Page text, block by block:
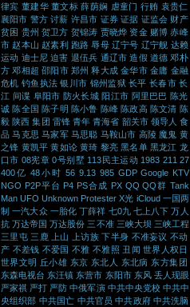
律宾 董建华 董文标 薛荫娴 虐童门 行贿 袁贵仁
襄阳市 警方 讨薪 许昌市 证券 证据 证监会 财产
贫困 贵州 贺卫方 贺锦涛 贾晓烨 资金 赌博 赤峰
市 赵本山 赵素利 跑路 辱母 辽宁号 辽宁舰 达赖
运动 迪士尼 迫害 退伍兵 通辽市 造假 道德 邓朴
方 邓相超 邵阳市 郑州 释大成 金华市 金庸 金融
危机 钓鱼执法 银川市 锦州监狱 长平 长春市 长
江 间谍 阜阳市 防火长城 阳江市 阿里巴巴 陈光
诚 陈全国 陈子明 陈小鲁 陈峰 陈政高 陈文清 陈
毅 陕西 集团 雷锋 青年 青海省 韶关市 领导人 食
品 马克思 马家军 马思聪 马鞍山市 高陵 魔鬼 黄
之锋 黄凯平 黄如论 黄琦 黎亮 黑名单 黑龙江 龙
口市 08宪章 0号别墅 113民主运动 1983 211 27
400亿 48小时 56 9.13 985 GDP Google KTV
NGO P2P平台 P4 PS合成 PX QQ QQ群 Tank
Man UFO Unknown Protester X光 iCloud 一国两
制 一汽大众 一胎化 丁薛祥 七0九 七上八下 万人
抗 万达帝国 万达股份 三不准 三峡大坝 三峡工程
三里屯 三鹿 上山 上访族 下半身 不准妄议 不动
产 不差钱 不爱国 不雅 不雅照 丑闻 世界人权日
世界文明 丘小雄 东京 东北人 东北病 东方集团
东森电视台 东汪镇 东营市 东阳市 东风 丢人现眼
严家祺 严打 严防 中俄军演 中共中央党校 中共中
央组织部 中共国亡 中共官员 中共政府 中共洗脑